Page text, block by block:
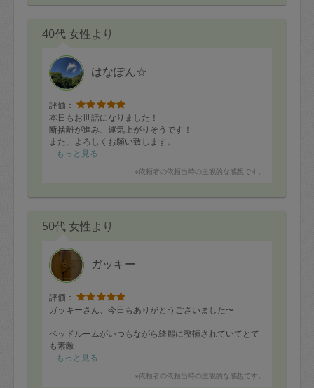
40代 女性より
はなぽん☆
評価：
本日もお世話になりました！
断捨離が進み、運気上がりそうです！
また、よろしくお願い致します。
もっと見る
※依頼者の依頼当時の主観的な感想です。
50代 女性より
ガッキー
評価：
ガッキーさん、今日もありがとうございました〜
ベッドルームがいつもながら綺麗に整頓されていてとて
も素敵
癒されております。。。
家中ピカピカでほんとに助かります。いい週末を過ごせ
もっと見る
※依頼者の依頼当時の主観的な感想です。